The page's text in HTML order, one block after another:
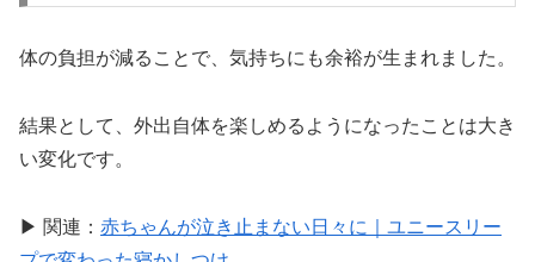
体の負担が減ることで、気持ちにも余裕が生まれました。
結果として、外出自体を楽しめるようになったことは大き
い変化です。
▶ 関連： 赤ちゃんが泣き止まない日々に｜ユニースリー